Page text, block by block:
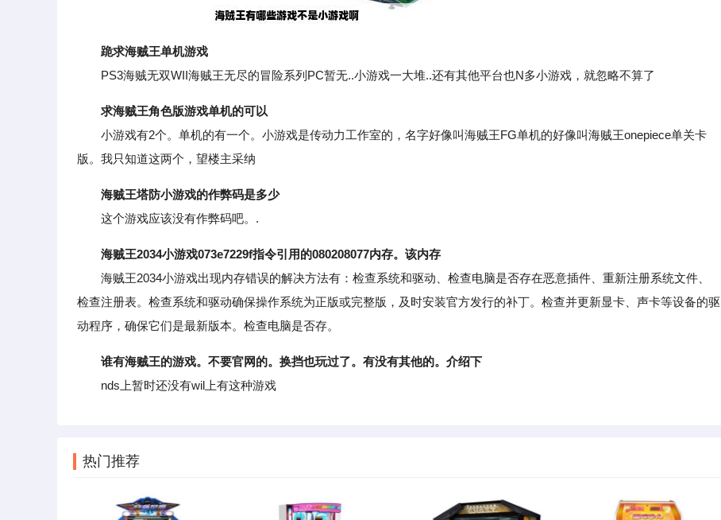
跪求海贼王单机游戏
PS3海贼无双WII海贼王无尽的冒险系列PC暂无..小游戏一大堆..还有其他平台也N多小游戏，就忽略不算了
求海贼王角色版游戏单机的可以
小游戏有2个。单机的有一个。小游戏是传动力工作室的，名字好像叫海贼王FG单机的好像叫海贼王onepiece单关卡
版。我只知道这两个，望楼主采纳
海贼王塔防小游戏的作弊码是多少
这个游戏应该没有作弊码吧。.
海贼王2034小游戏073e7229f指令引用的080208077内存。该内存
海贼王2034小游戏出现内存错误的解决方法有：检查系统和驱动、检查电脑是否存在恶意插件、重新注册系统文件、
检查注册表。检查系统和驱动确保操作系统为正版或完整版，及时安装官方发行的补丁。检查并更新显卡、声卡等设备的驱
动程序，确保它们是最新版本。检查电脑是否存。
谁有海贼王的游戏。不要官网的。换挡也玩过了。有没有其他的。介绍下
nds上暂时还没有wil上有这种游戏
热门推荐